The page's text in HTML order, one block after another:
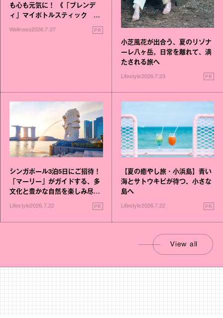
も心も元気に！ 《「ブレンデ
ィ」マイボトルスティック い
いこと毎日》シリーズが誕生
Wellness2026.7.27 PR
小芝風花が出合う、夏のリゾナ
ーレ八ヶ岳。日常を離れて、満
たされる旅へ
Lifestyle2026.7.23 PR
シンガポール3泊5日にご招待！
「マーリー」がガイドする、多
文化と豊かな自然を楽しみ尽く
Lifestyle2026.7.22 PR
【夏の癒やし旅・小浜島】青い
海とサトウキビが待つ、小さな
島へ
Lifestyle2026.7.22 PR
View all